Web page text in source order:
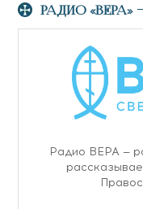
РАДИО «ВЕРА»